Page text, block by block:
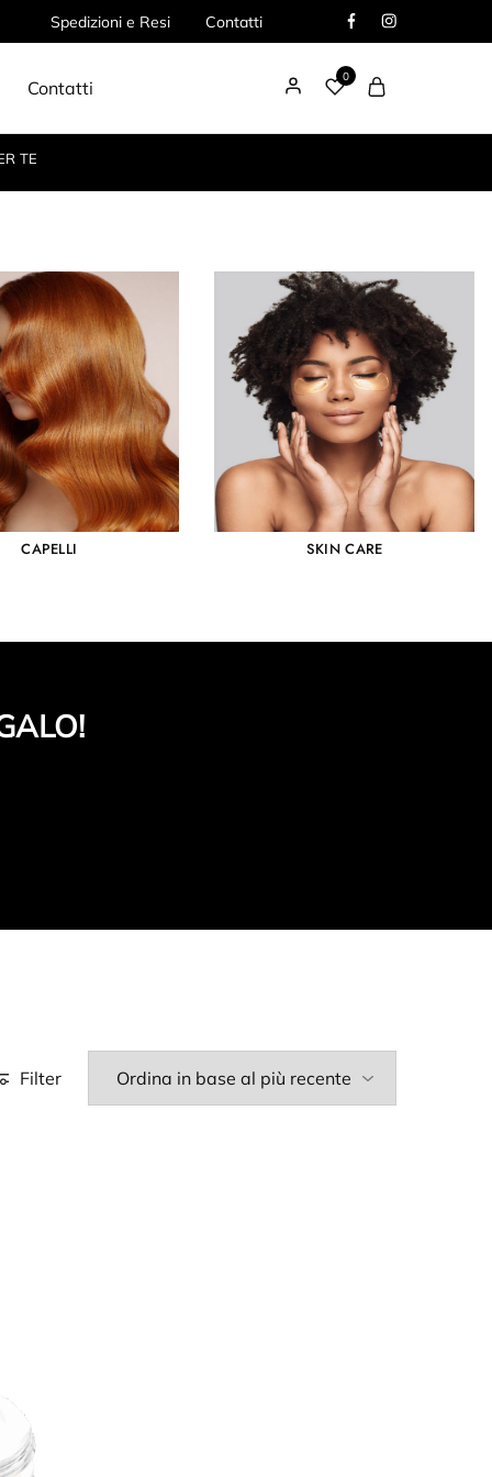
Spedizioni e Resi Contatti
Contatti
0
TE
CAPELLI SKIN CARE
Filter